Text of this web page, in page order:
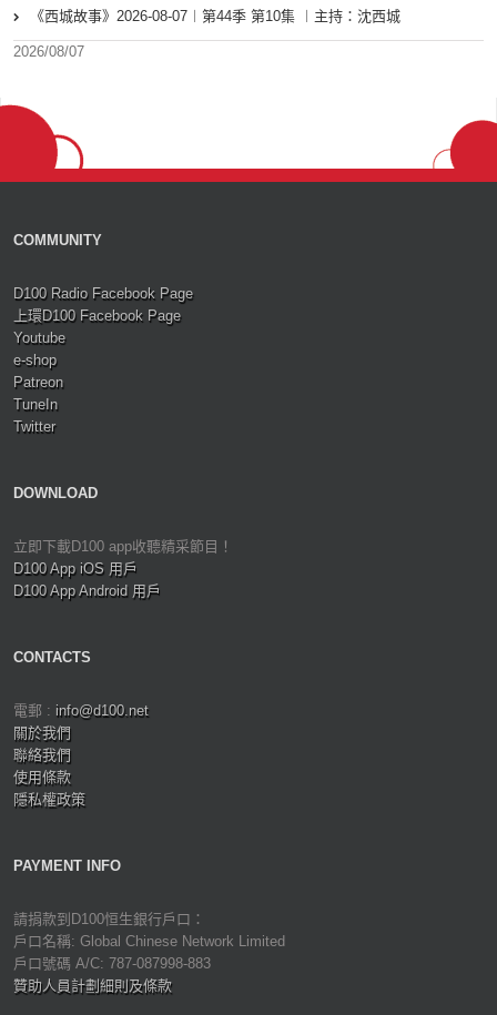
《西城故事》2026-08-07︱第44季 第10集 ︱主持：沈西城
2026/08/07
COMMUNITY
D100 Radio Facebook Page
上環D100 Facebook Page
Youtube
e-shop
Patreon
TuneIn
Twitter
DOWNLOAD
立即下載D100 app收聽精采節目！
D100 App iOS 用戶
D100 App Android 用戶
CONTACTS
電郵 : info@d100.net
關於我們
聯絡我們
使用條款
隱私權政策
PAYMENT INFO
請捐款到D100恒生銀行戶口：
戶口名稱: Global Chinese Network Limited
戶口號碼 A/C: 787-087998-883
贊助人員計劃細則及條款